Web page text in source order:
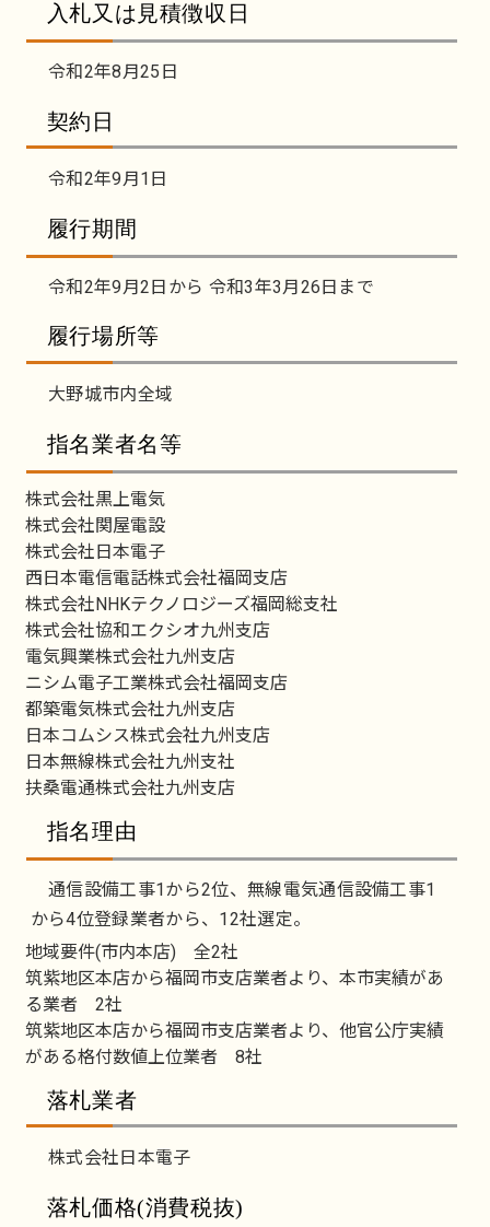
入札又は見積徴収日
令和2年8月25日
契約日
令和2年9月1日
履行期間
令和2年9月2日から 令和3年3月26日まで
履行場所等
大野城市内全域
指名業者名等
株式会社黒上電気
株式会社関屋電設
株式会社日本電子
西日本電信電話株式会社福岡支店
株式会社NHKテクノロジーズ福岡総支社
株式会社協和エクシオ九州支店
電気興業株式会社九州支店
ニシム電子工業株式会社福岡支店
都築電気株式会社九州支店
日本コムシス株式会社九州支店
日本無線株式会社九州支社
扶桑電通株式会社九州支店
指名理由
通信設備工事1から2位、無線電気通信設備工事1
から4位登録業者から、12社選定。
地域要件(市内本店) 全2社
筑紫地区本店から福岡市支店業者より、本市実績があ
る業者 2社
筑紫地区本店から福岡市支店業者より、他官公庁実績
がある格付数値上位業者 8社
落札業者
株式会社日本電子
落札価格(消費税抜)